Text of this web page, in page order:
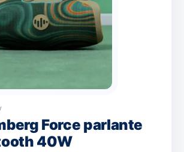
Force parlante
40W